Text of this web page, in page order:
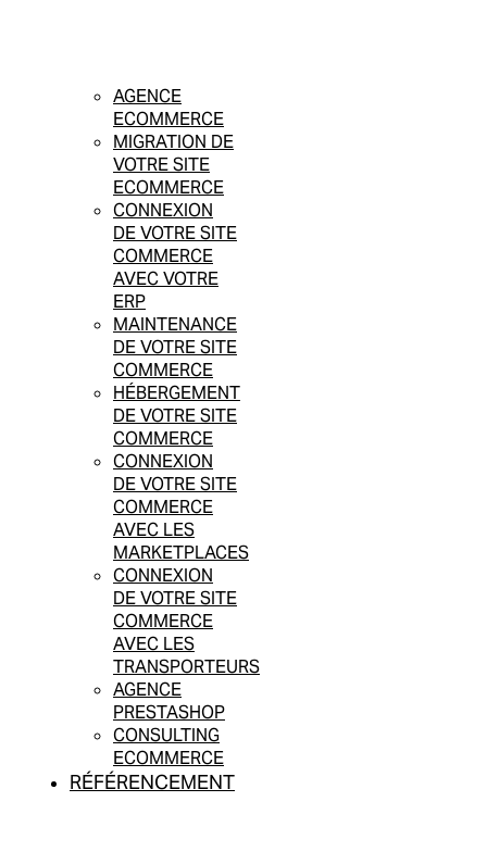
AGENCE
ECOMMERCE
MIGRATION DE
VOTRE SITE
ECOMMERCE
CONNEXION
DE VOTRE SITE
COMMERCE
AVEC VOTRE
ERP
MAINTENANCE
DE VOTRE SITE
COMMERCE
HÉBERGEMENT
DE VOTRE SITE
COMMERCE
CONNEXION
DE VOTRE SITE
COMMERCE
AVEC LES
MARKETPLACES
CONNEXION
DE VOTRE SITE
COMMERCE
AVEC LES
TRANSPORTEURS
AGENCE
PRESTASHOP
CONSULTING
ECOMMERCE
RÉFÉRENCEMENT